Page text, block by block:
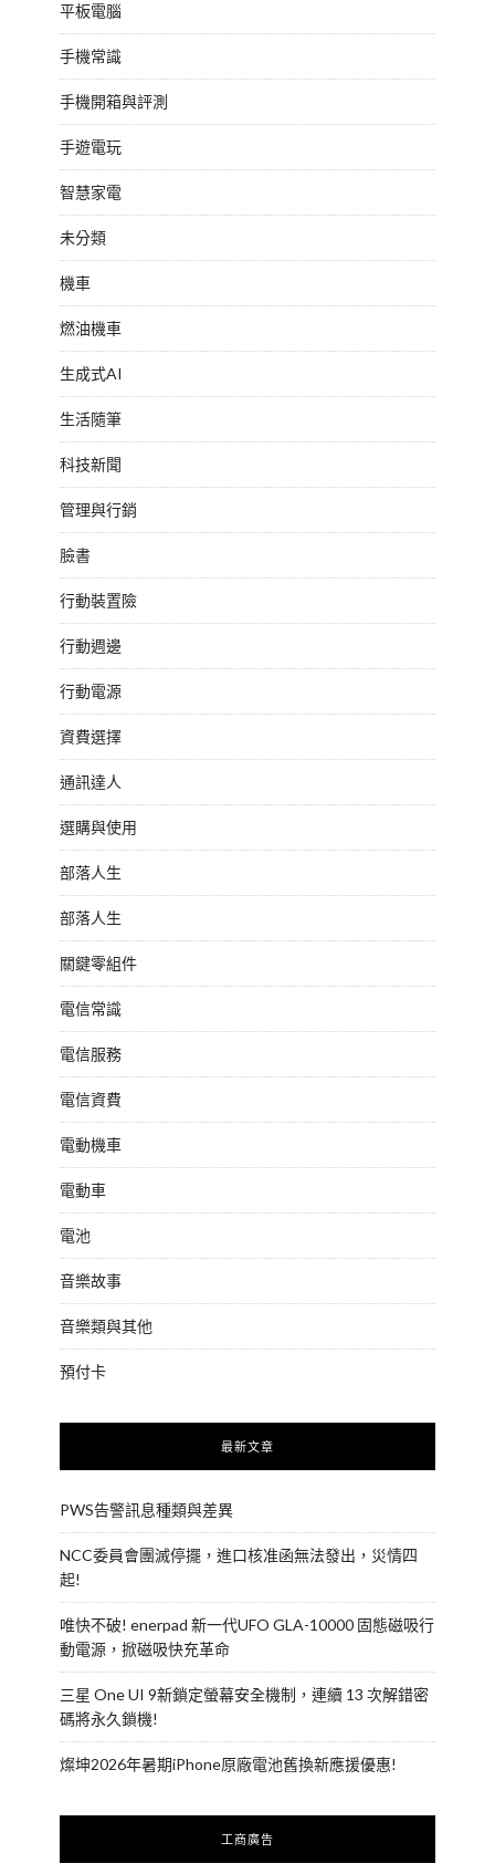
平板電腦
手機常識
手機開箱與評測
手遊電玩
智慧家電
未分類
機車
燃油機車
生成式AI
生活隨筆
科技新聞
管理與行銷
臉書
行動裝置險
行動週邊
行動電源
資費選擇
通訊達人
選購與使用
部落人生
部落人生
關鍵零組件
電信常識
電信服務
電信資費
電動機車
電動車
電池
音樂故事
音樂類與其他
預付卡
最新文章
PWS告警訊息種類與差異
NCC委員會團滅停擺，進口核准函無法發出，災情四
起!
唯快不破! enerpad 新一代UFO GLA-10000 固態磁吸行
動電源，掀磁吸快充革命
三星 One UI 9新鎖定螢幕安全機制，連續 13 次解錯密
碼將永久鎖機!
燦坤2026年暑期iPhone原廠電池舊換新應援優惠!
工商廣告